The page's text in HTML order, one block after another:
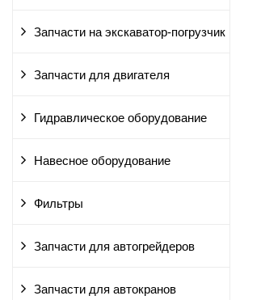
Запчасти на экскаватор-погрузчик
Запчасти для двигателя
Гидравлическое оборудование
Навесное оборудование
Фильтры
Запчасти для автогрейдеров
Запчасти для автокранов